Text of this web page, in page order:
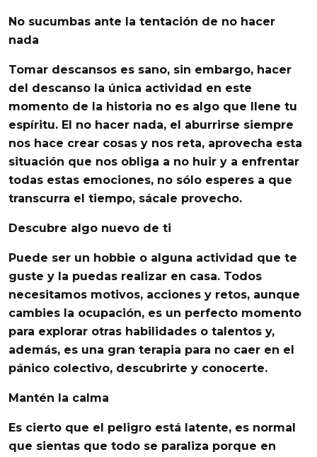
No sucumbas ante la tentación de no hacer
nada
Tomar descansos es sano, sin embargo, hacer
del descanso la única actividad en este
momento de la historia no es algo que llene tu
espíritu. El no hacer nada, el aburrirse siempre
nos hace crear cosas y nos reta, aprovecha esta
situación que nos obliga a no huir y a enfrentar
todas estas emociones, no sólo esperes a que
transcurra el tiempo, sácale provecho.
Descubre algo nuevo de ti
Puede ser un hobbie o alguna actividad que te
guste y la puedas realizar en casa. Todos
necesitamos motivos, acciones y retos, aunque
cambies la ocupación, es un perfecto momento
para explorar otras habilidades o talentos y,
además, es una gran terapia para no caer en el
pánico colectivo, descubrirte y conocerte.
Mantén la calma
Es cierto que el peligro está latente, es normal
que sientas que todo se paraliza porque en